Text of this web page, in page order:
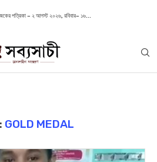
পত্রিকা – ২ আগস্ট ২০২৬, রবিবার– ১৬...
GOLD MEDAL